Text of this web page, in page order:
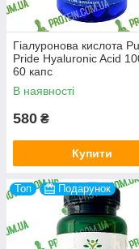
Гіалуронова кислота
Pride Hyaluronic Acid
60 капс
В наявності
580 ₴
Купити
Топ Подарунок